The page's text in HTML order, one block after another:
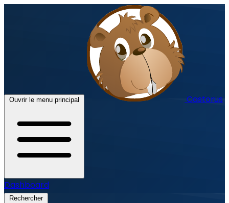
Ouvrir le menu principal Castorus
Dashboard
Rechercher